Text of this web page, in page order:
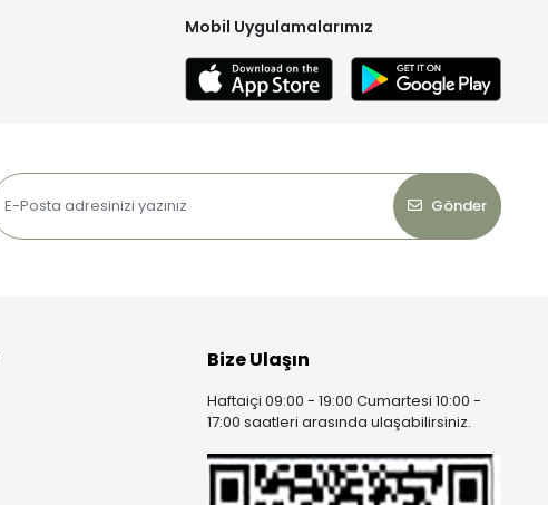
Mobil Uygulamalarımız
Gönder
Bize Ulaşın
Haftaiçi 09:00 - 19:00 Cumartesi 10:00 -
17:00 saatleri arasında ulaşabilirsiniz.